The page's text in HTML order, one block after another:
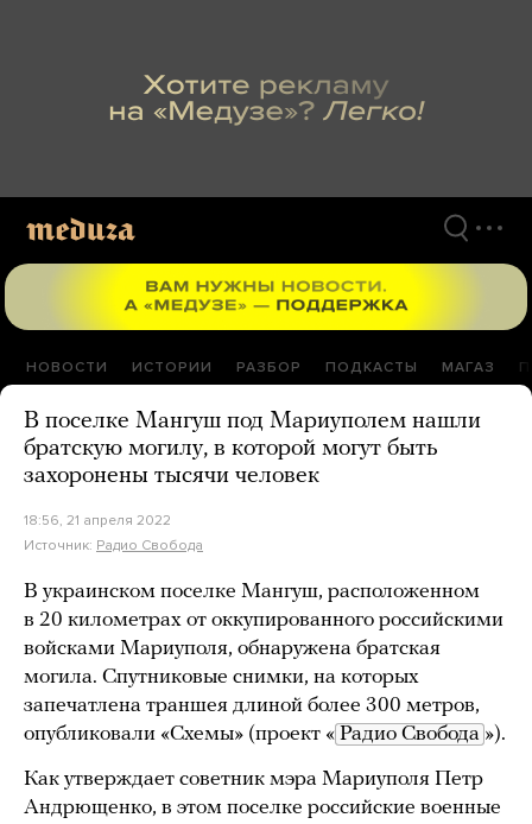
НОВОСТИ ИСТОРИИ РАЗБОР ПОДКАСТЫ МАГАЗ
В поселке Мангуш под Мариуполем нашли
братскую могилу, в которой могут быть
захоронены тысячи человек
18:56, 21 апреля 2022
Источник: Радио Свобода
В украинском поселке Мангуш, расположенном
в 20 километрах от оккупированного российскими
войсками Мариуполя, обнаружена братская
могила. Спутниковые снимки, на которых
запечатлена траншея длиной более 300 метров,
опубликовали «Схемы» (проект « Радио Свобода »).
Как утверждает советник мэра Мариуполя Петр
Андрющенко, в этом поселке российские военные